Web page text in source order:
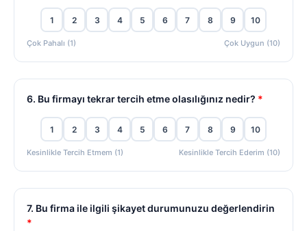
1 2 3 4 5 6 7 8 9 10
Çok Pahalı (1) Çok Uygun (10)
6. Bu firmayı tekrar tercih etme olasılığınız nedir? *
1 2 3 4 5 6 7 8 9 10
Kesinlikle Tercih Etmem (1) Kesinlikle Tercih Ederim (10)
7. Bu firma ile ilgili şikayet durumunuzu değerlendirin
*